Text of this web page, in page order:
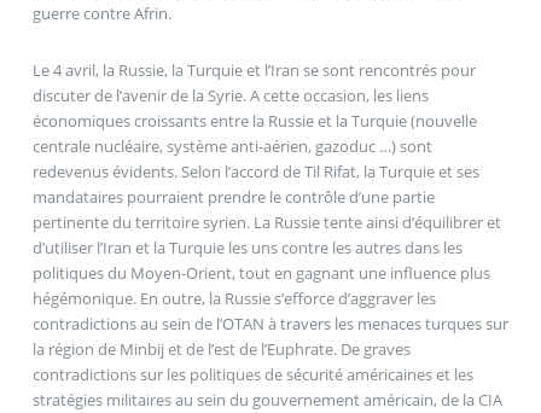
guerre contre Afrin.
Le 4 avril, la Russie, la Turquie et l’Iran se sont rencontrés pour
discuter de l’avenir de la Syrie. A cette occasion, les liens
économiques croissants entre la Russie et la Turquie (nouvelle
centrale nucléaire, système anti-aérien, gazoduc …) sont
redevenus évidents. Selon l’accord de Til Rifat, la Turquie et ses
mandataires pourraient prendre le contrôle d’une partie
pertinente du territoire syrien. La Russie tente ainsi d’équilibrer et
d’utiliser l’Iran et la Turquie les uns contre les autres dans les
politiques du Moyen-Orient, tout en gagnant une influence plus
hégémonique. En outre, la Russie s’efforce d’aggraver les
contradictions au sein de l’OTAN à travers les menaces turques sur
la région de Minbij et de l’est de l’Euphrate. De graves
contradictions sur les politiques de sécurité américaines et les
stratégies militaires au sein du gouvernement américain, de la CIA